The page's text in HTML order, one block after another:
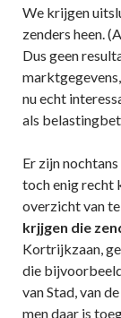
We krijgen
zenders heen.
Dus geen
nu echt
als
Er zijn
toch enig recht
overzicht van
krjjgen die
Kortrijkzaan,
die
van Stad, van
men daar is